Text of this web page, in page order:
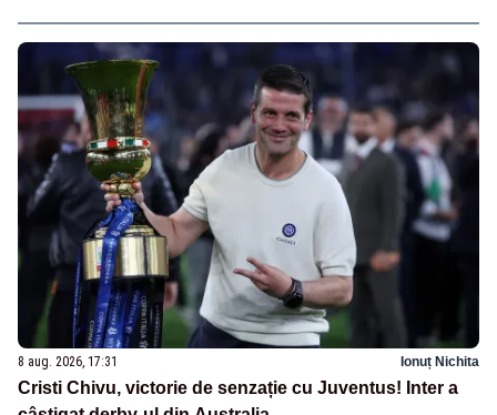
8 aug. 2026, 17:31 Ionuț Nichita
Cristi Chivu, victorie de senzație cu Juventus! Inter a